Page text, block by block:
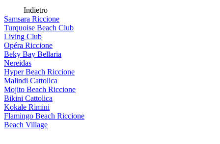
Indietro
Samsara Riccione
Turquoise Beach Club
Living Club
Opéra Riccione
Beky Bay Bellaria
Nereidas
Hyper Beach Riccione
Malindi Cattolica
Mojito Beach Riccione
Bikini Cattolica
Kokale Rimini
Flamingo Beach Riccione
Beach Village